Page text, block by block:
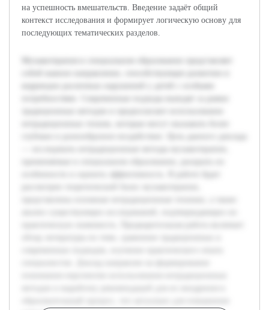
на успешность вмешательств. Введение задаёт общий
контекст исследования и формирует логическую основу для
последующих тематических разделов.